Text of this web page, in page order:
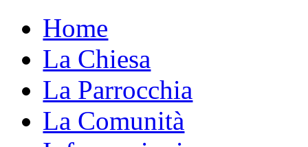
Home
La Chiesa
La Parrocchia
La Comunità